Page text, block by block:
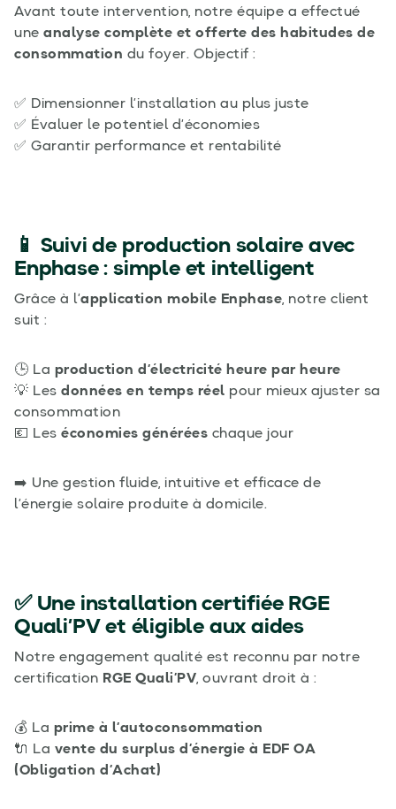
Avant toute intervention, notre équipe a effectué
une analyse complète et offerte des habitudes de
consommation du foyer. Objectif :
✅ Dimensionner l’installation au plus juste
✅ Évaluer le potentiel d’économies
✅ Garantir performance et rentabilité
📱 Suivi de production solaire avec
Enphase : simple et intelligent
Grâce à l’application mobile Enphase, notre client
suit :
🕒 La production d’électricité heure par heure
💡 Les données en temps réel pour mieux ajuster sa
consommation
💶 Les économies générées chaque jour
➡️ Une gestion fluide, intuitive et efficace de
l’énergie solaire produite à domicile.
✅ Une installation certifiée RGE
Quali’PV et éligible aux aides
Notre engagement qualité est reconnu par notre
certification RGE Quali’PV, ouvrant droit à :
💰 La prime à l’autoconsommation
🔌 La vente du surplus d’énergie à EDF OA
(Obligation d’Achat)